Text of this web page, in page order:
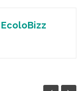
EcoloBizz